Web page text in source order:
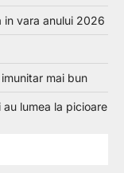
in vara anului 2026
mai bun
lumea la picioare